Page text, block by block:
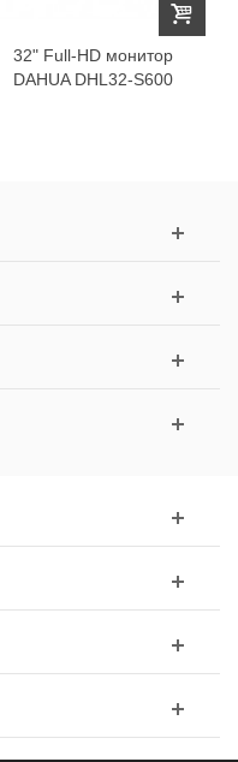
32" Full-HD монитор
DAHUA DHL32-S600